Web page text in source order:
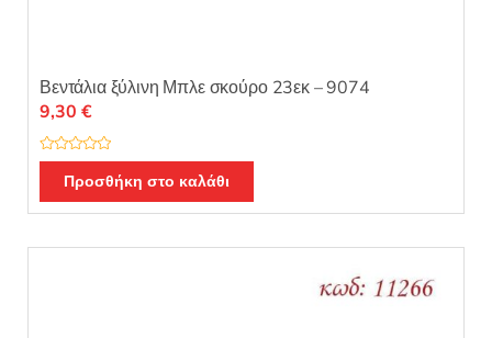
Βεντάλια ξύλινη Μπλε σκούρο 23εκ – 9074
Β
μ
ο
9,30 €
Προσθήκη στο καλάθι